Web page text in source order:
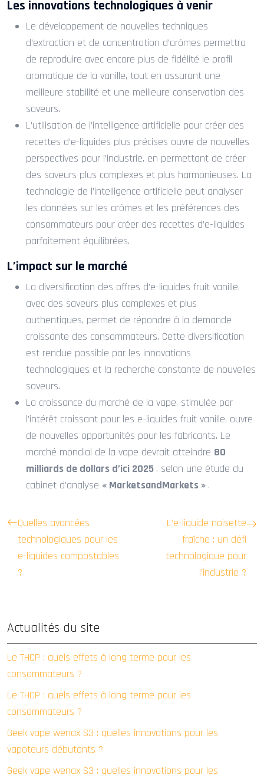
Les innovations technologiques à venir
Le développement de nouvelles techniques
d’extraction et de concentration d’arômes permettra
de reproduire avec encore plus de fidélité le profil
aromatique de la vanille, tout en assurant une
meilleure stabilité et une meilleure conservation des
saveurs.
L’utilisation de l’intelligence artificielle pour créer des
recettes d’e-liquides plus précises ouvre de nouvelles
perspectives pour l’industrie, en permettant de créer
des saveurs plus complexes et plus harmonieuses. La
technologie de l’intelligence artificielle peut analyser
les données sur les arômes et les préférences des
consommateurs pour créer des recettes d’e-liquides
parfaitement équilibrées.
L’impact sur le marché
La diversification des offres d’e-liquides fruit vanille,
avec des saveurs plus complexes et plus
authentiques, permet de répondre à la demande
croissante des consommateurs. Cette diversification
est rendue possible par les innovations
technologiques et la recherche constante de nouvelles
saveurs.
La croissance du marché de la vape, stimulée par
l’intérêt croissant pour les e-liquides fruit vanille, ouvre
de nouvelles opportunités pour les fabricants. Le
marché mondial de la vape devrait atteindre 80
milliards de dollars d’ici 2025 , selon une étude du
cabinet d’analyse « MarketsandMarkets » .
Quelles avancées
technologiques pour les
e-liquides compostables
?
L’e-liquide noisette
fraîche : un défi
technologique pour
l’industrie ?
Actualités du site
Le THCP : quels effets à long terme pour les
consommateurs ?
Le THCP : quels effets à long terme pour les
consommateurs ?
Geek vape wenax S3 : quelles innovations pour les
vapoteurs débutants ?
Geek vape wenax S3 : quelles innovations pour les